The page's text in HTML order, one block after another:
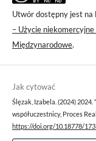
Utwór dostępny jest na
– Użycie
Międzynarodowe.
Jak cytować
Ślęzak, Izabela. (2024)
współuczestnicy, Proces
https://doi.org/10.18778/